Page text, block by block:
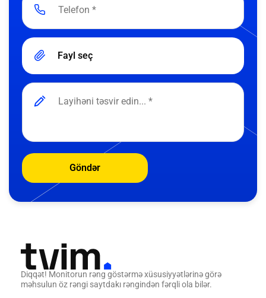
Fayl seç
Göndər
Diqqət! Monitorun rəng göstərmə xüsusiyyətlərinə görə
məhsulun öz rəngi saytdakı rəngindən fərqli ola bilər.